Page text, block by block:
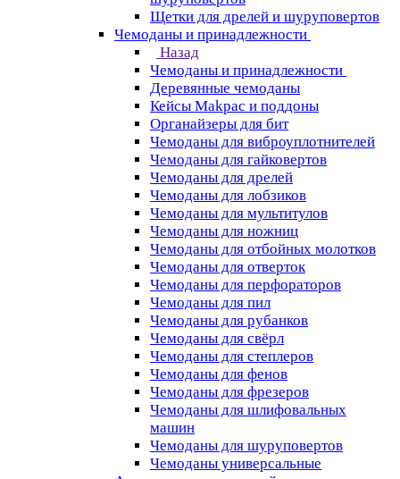
Щетки для дрелей и шуруповертов
Чемоданы и принадлежности
Назад
Чемоданы и принадлежности
Деревянные чемоданы
Кейсы Makpac и поддоны
Органайзеры для бит
Чемоданы для виброуплотнителей
Чемоданы для гайковертов
Чемоданы для дрелей
Чемоданы для лобзиков
Чемоданы для мультитулов
Чемоданы для ножниц
Чемоданы для отбойных молотков
Чемоданы для отверток
Чемоданы для перфораторов
Чемоданы для пил
Чемоданы для рубанков
Чемоданы для свёрл
Чемоданы для степлеров
Чемоданы для фенов
Чемоданы для фрезеров
Чемоданы для шлифовальных
машин
Чемоданы для шуруповертов
Чемоданы универсальные